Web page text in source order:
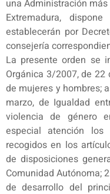
una Administración
Extremadura,
establecerán por
consejería
La presente orden se
Orgánica 3/2007, de
de mujeres y hombres;
marzo, de Igualdad
violencia de género
especial atención
recogidos en los
de disposiciones
Comunidad Autónoma;
de desarrollo del